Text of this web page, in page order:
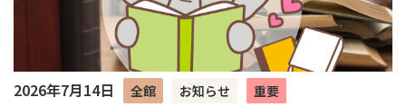
2026年7月14日 全館 お知らせ 重要